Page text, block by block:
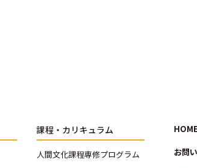
課程・カリキュラム
人間文化課程専修プログラム
HOME
お問